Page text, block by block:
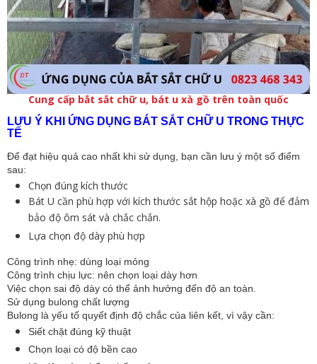
Cung cấp bắt sắt chữ u, bát u xà gồ trên toàn quốc
LƯU Ý KHI ỨNG DỤNG BÁT SẮT CHỮ U TRONG THỰC
TẾ
Để đạt hiệu quả cao nhất khi sử dụng, bạn cần lưu ý một số điểm
sau:
Chọn đúng kích thước
Bát U cần phù hợp với kích thước sắt hộp hoặc xà gồ để đảm
bảo độ ôm sát và chắc chắn.
Lựa chọn độ dày phù hợp
Công trình nhẹ: dùng loại mỏng
Công trình chịu lực: nên chọn loại dày hơn
Việc chọn sai độ dày có thể ảnh hưởng đến độ an toàn.
Sử dụng bulong chất lượng
Bulong là yếu tố quyết định độ chắc của liên kết, vì vậy cần:
Siết chặt đúng kỹ thuật
Chọn loại có độ bền cao